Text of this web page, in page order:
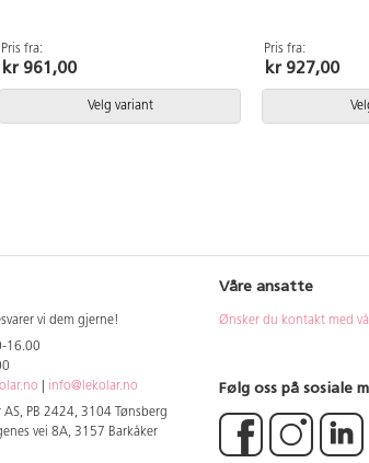
Pris fra:
kr 961,00
Velg variant
Pris fra:
kr 927,00
vi dem gjerne!
16.00
info@lekolar.no
AS, PB 2424, 3104 Tønsberg
vei 8A, 3157 Barkåker
Våre ansatte
Ønsker du kontakt med
Følg oss på sosiale